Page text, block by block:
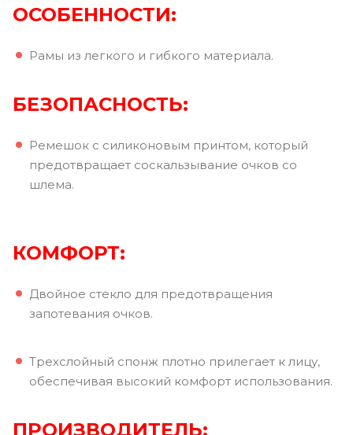
ОСОБЕННОСТИ:
Рамы из легкого и гибкого материала.
БЕЗОПАСНОСТЬ:
Ремешок с силиконовым принтом, который
предотвращает соскальзывание очков со
шлема.
КОМФОРТ:
Двойное стекло для предотвращения
запотевания очков.
Трехслойный спонж плотно прилегает к лицу,
обеспечивая высокий комфорт использования.
ПРОИЗВОДИТЕЛЬ: